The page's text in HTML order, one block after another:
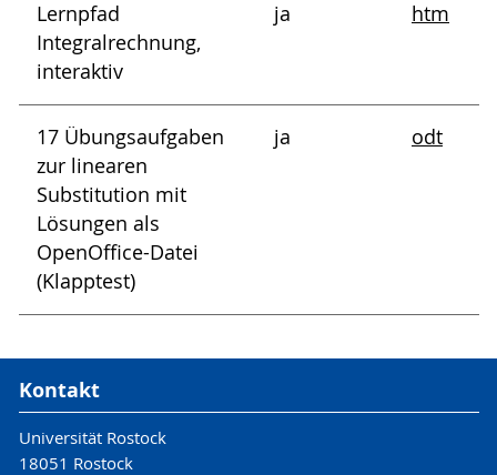
Lernpfad
Integralrechnung,
interaktiv
ja htm
17 Übungsaufgaben
zur linearen
Substitution mit
Lösungen als
OpenOffice-Datei
(Klapptest)
ja odt
Kontakt
Universität Rostock
18051 Rostock